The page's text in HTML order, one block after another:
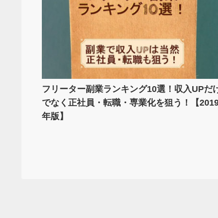
フリーター副業ランキング10選！収入UPだ
でなく正社員・転職・専業化を狙う！【
年版】